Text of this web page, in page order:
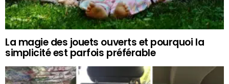
La magie des jouets ouverts et pourquoi la
simplicité est parfois préférable